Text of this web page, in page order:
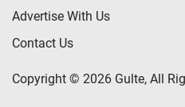
Advertise With Us
Contact Us
Copyright © 2026 Gulte, All